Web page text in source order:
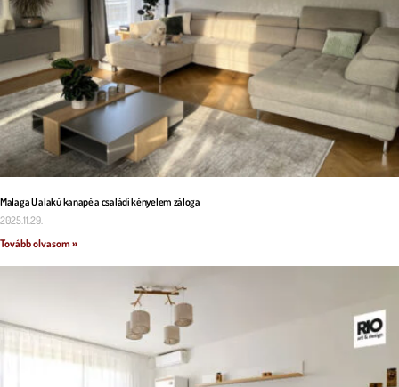
Malaga U alakú kanapé a családi kényelem záloga
2025.11.29.
Tovább olvasom »